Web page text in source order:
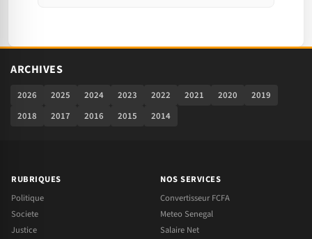
ARCHIVES
2026 2025 2024 2023 2022 2021 2020
2019
2018
2017 2016 2015 2014
RUBRIQUES
Politique
Societe
Justice
NOS SERVICES
Convertisseur FCFA
Meteo Senegal
Salaire Net